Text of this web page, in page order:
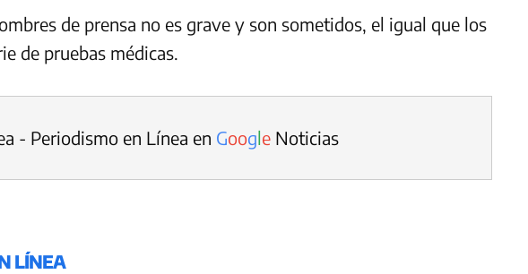
de prensa no es grave y son sometidos, el igual que los
de pruebas médicas.
- Periodismo en Línea en GoogleNoticias
LÍNEA